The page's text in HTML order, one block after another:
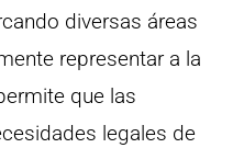
diversas áreas
representar a la
que las
legales de